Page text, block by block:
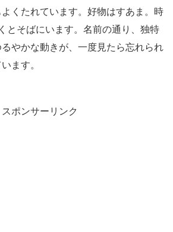
くたれています。好物はすあま。時
とそばにいます。名前の通り、独特
やかな動きが、一度見たら忘れられ
ます。
スポンサーリンク